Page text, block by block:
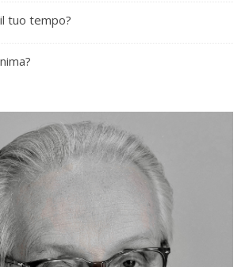
tuo tempo?